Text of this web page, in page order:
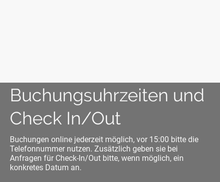
Buchungsuhrzeiten und
Check In/Out
Buchungen online jederzeit möglich, vor 15:00 bitte die
Telefonnummer nutzen. Zusätzlich geben sie bei
Anfragen für Check-In/Out bitte, wenn möglich, ein
konkretes Datum an.